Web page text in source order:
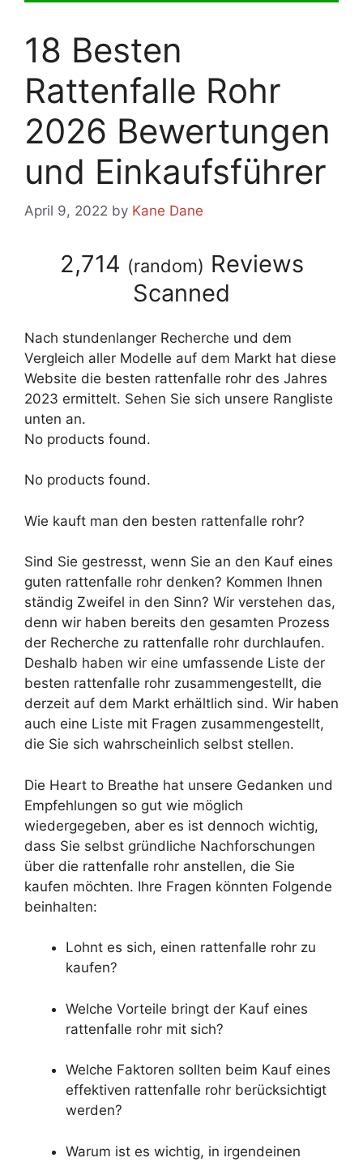
18 Besten
Rattenfalle Rohr
2026 Bewertungen
und Einkaufsführer
April 9, 2022 by Kane Dane
2,714 (random) Reviews
Scanned
Nach stundenlanger Recherche und dem
Vergleich aller Modelle auf dem Markt hat diese
Website die besten rattenfalle rohr des Jahres
2023 ermittelt. Sehen Sie sich unsere Rangliste
unten an.
No products found.
No products found.
Wie kauft man den besten rattenfalle rohr?
Sind Sie gestresst, wenn Sie an den Kauf eines
guten rattenfalle rohr denken? Kommen Ihnen
ständig Zweifel in den Sinn? Wir verstehen das,
denn wir haben bereits den gesamten Prozess
der Recherche zu rattenfalle rohr durchlaufen.
Deshalb haben wir eine umfassende Liste der
besten rattenfalle rohr zusammengestellt, die
derzeit auf dem Markt erhältlich sind. Wir haben
auch eine Liste mit Fragen zusammengestellt,
die Sie sich wahrscheinlich selbst stellen.
Die Heart to Breathe hat unsere Gedanken und
Empfehlungen so gut wie möglich
wiedergegeben, aber es ist dennoch wichtig,
dass Sie selbst gründliche Nachforschungen
über die rattenfalle rohr anstellen, die Sie
kaufen möchten. Ihre Fragen könnten Folgende
beinhalten:
Lohnt es sich, einen rattenfalle rohr zu
kaufen?
Welche Vorteile bringt der Kauf eines
rattenfalle rohr mit sich?
Welche Faktoren sollten beim Kauf eines
effektiven rattenfalle rohr berücksichtigt
werden?
Warum ist es wichtig, in irgendeinen